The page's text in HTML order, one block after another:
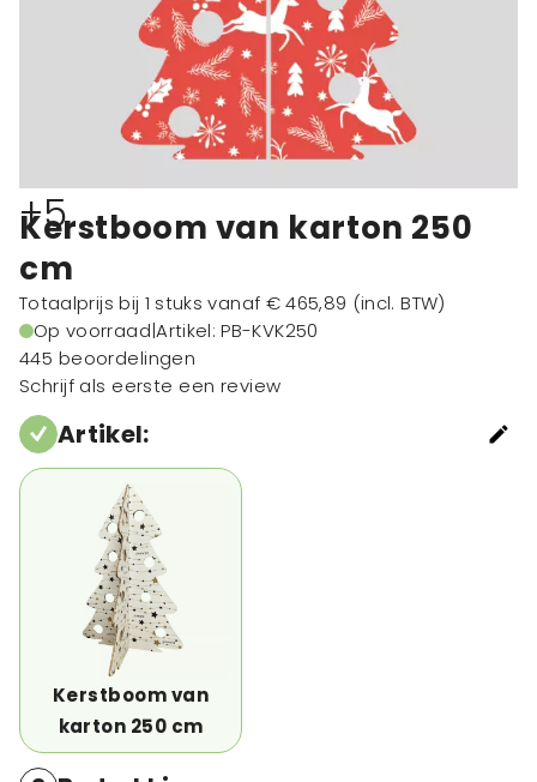
+5
Kerstboom van karton 250
cm
Totaalprijs bij 1 stuks vanaf € 465,89 (incl. BTW)
Op voorraad|Artikel: PB-KVK250
445 beoordelingen
Schrijf als eerste een review
Artikel:
Kerstboom van
karton 250 cm